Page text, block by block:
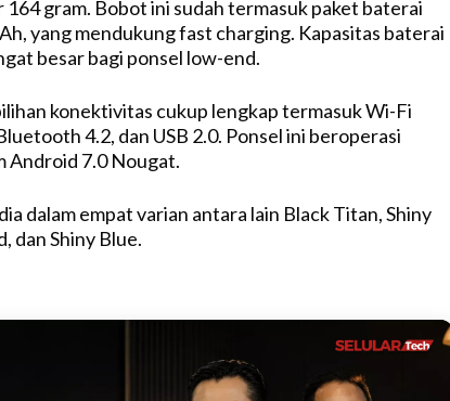
u
gram. Bobot ini sudah termasuk paket baterai
yang mendukung fast charging. Kapasitas baterai
besar bagi ponsel low-end.
konektivitas cukup lengkap termasuk Wi-Fi
4.2, dan USB 2.0. Ponsel ini beroperasi
Android 7.0 Nougat.
dalam empat varian antara lain Black Titan, Shiny
dan Shiny Blue.